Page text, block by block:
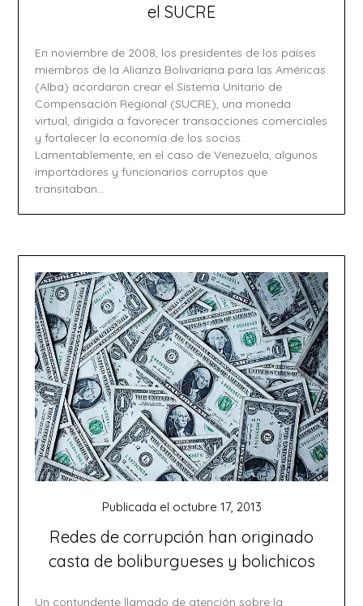
el SUCRE
En noviembre de 2008, los presidentes de los países
miembros de la Alianza Bolivariana para las Américas
(Alba) acordaron crear el Sistema Unitario de
Compensación Regional (SUCRE), una moneda
virtual, dirigida a favorecer transacciones comerciales
y fortalecer la economía de los socios.
Lamentablemente, en el caso de Venezuela, algunos
importadores y funcionarios corruptos que
transitaban…
Redes de corrupción han originado
casta de boliburgueses y bolichicos
Publicada el octubre 17, 2013
Un contundente llamado de atención sobre la